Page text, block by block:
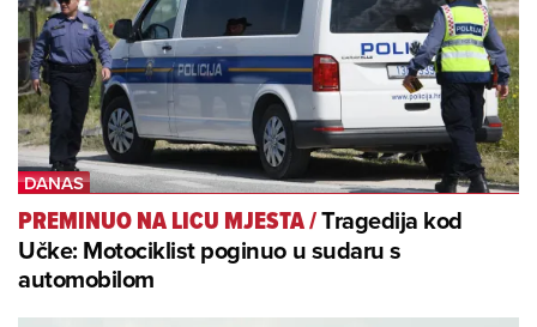
PREMINUO NA LICU MJESTA/Tragedija kod
Učke: Motociklist poginuo u sudaru s
automobilom